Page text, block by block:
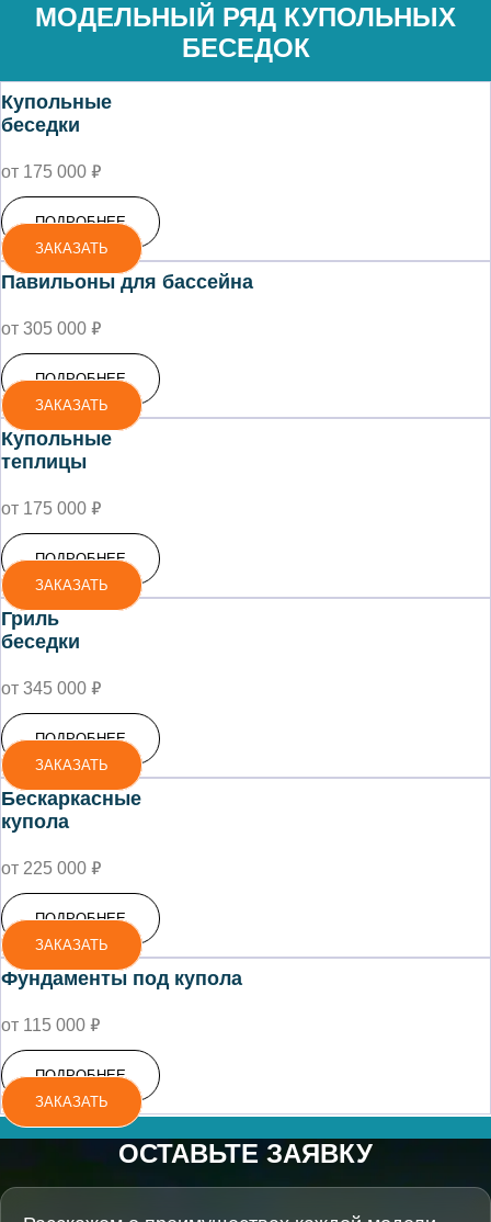
МОДЕЛЬНЫЙ РЯД КУПОЛЬНЫХ
БЕСЕДОК
Купольные
беседки
от 175 000 ₽
ПОДРОБНЕЕ
ЗАКАЗАТЬ
Павильоны для бассейна
от 305 000 ₽
ПОДРОБНЕЕ
ЗАКАЗАТЬ
Купольные
теплицы
от 175 000 ₽
ПОДРОБНЕЕ
ЗАКАЗАТЬ
Гриль
беседки
от 345 000 ₽
ПОДРОБНЕЕ
ЗАКАЗАТЬ
Бескаркасные
купола
от 225 000 ₽
ПОДРОБНЕЕ
ЗАКАЗАТЬ
Фундаменты под купола
от 115 000 ₽
ПОДРОБНЕЕ
ЗАКАЗАТЬ
ОСТАВЬТЕ ЗАЯВКУ